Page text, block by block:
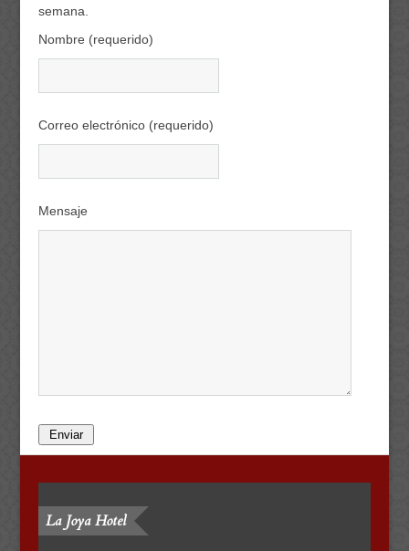
semana.
Nombre (requerido)
Correo electrónico (requerido)
Mensaje
La Joya Hotel